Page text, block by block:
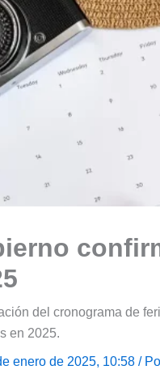
del cronograma de
en 2025.
enero de 2025, 10:58 /